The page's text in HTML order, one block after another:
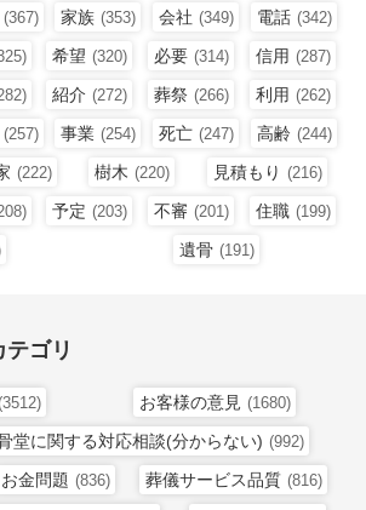
(367) 家族 (353) 会社 (349) 電話 (342)
希望 (320) 必要 (314) 信用 (287)
紹介 (272) 葬祭 (266) 利用 (262)
(257) 事業 (254) 死亡 (247) 高齢 (244)
(222) 樹木 (220) 見積もり (216)
予定 (203) 不審 (201) 住職 (199)
遺骨 (191)
ゴリ
お客様の意見 (1680)
堂に関する対応相談(分からない) (992)
お金問題 (836) 葬儀サービス品質 (816)